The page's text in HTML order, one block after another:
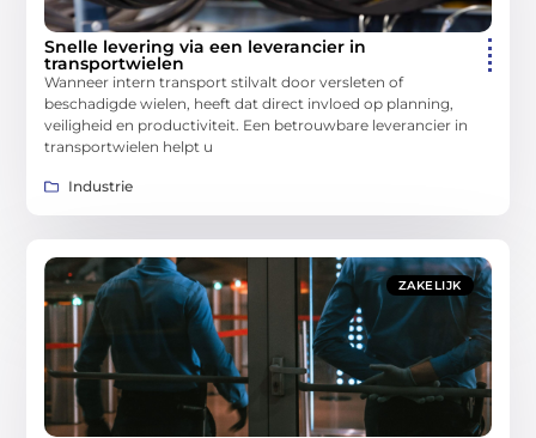
Snelle levering via een leverancier in
transportwielen
Wanneer intern transport stilvalt door versleten of
beschadigde wielen, heeft dat direct invloed op planning,
veiligheid en productiviteit. Een betrouwbare leverancier in
transportwielen helpt u
Industrie
ZAKELIJK